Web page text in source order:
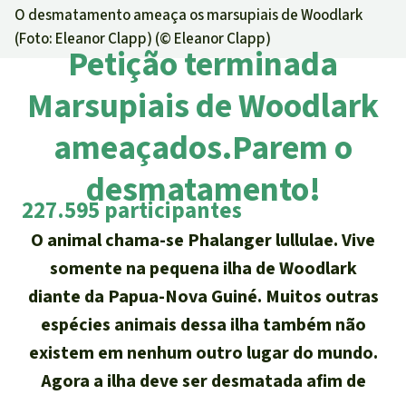
Informar
Informar
Êxitos
Temas
A Floresta Tropical
Biodiversidade:
Clima
Óleo de palma
Agroenergia e
Biocombustíveis
Quem somos
Salve a Floresta
Quem somos
FAQ
Transparência
Contato
Pesquisa
Português
Deutsch
English
Español
Français
Doar para um tema
Proteção de florestas
Proteção dos animais
Proteção de indígenas
Doar para uma região
Sudeste asiático
África
América Latina
O desmatamento ameaça os marsupiais de Woodlark
(Foto: Eleanor Clapp) (© Eleanor Clapp)
Petição terminada
Marsupiais de Woodlark
ameaçados.Parem o
desmatamento!
227.595 participantes
O animal chama-se Phalanger lullulae. Vive
somente na pequena ilha de Woodlark
diante da Papua-Nova Guiné. Muitos outras
espécies animais dessa ilha também não
existem em nenhum outro lugar do mundo.
Agora a ilha deve ser desmatada afim de